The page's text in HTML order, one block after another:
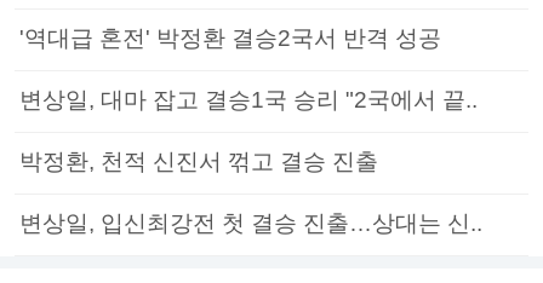
'역대급 혼전' 박정환 결승2국서 반격 성공
변상일, 대마 잡고 결승1국 승리 "2국에서 끝..
박정환, 천적 신진서 꺾고 결승 진출
변상일, 입신최강전 첫 결승 진출…상대는 신..